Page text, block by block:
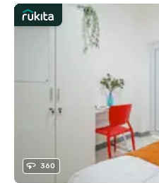
360